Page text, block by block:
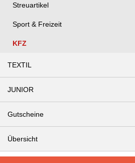
Streuartikel
Sport & Freizeit
KFZ
TEXTIL
JUNIOR
Gutscheine
Übersicht